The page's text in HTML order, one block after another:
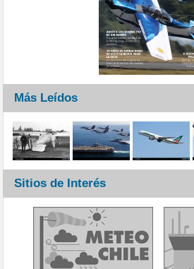
Más Leídos
Sitios de Interés